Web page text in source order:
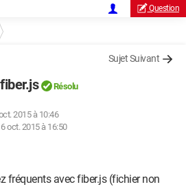
Question
Sujet Suivant
Résolu
2015 à 10:46
6 oct. 2015 à 16:50
fréquents avec fiber.js (fichier non